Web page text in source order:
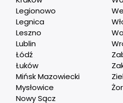
Legionowo
Legnica
Leszno
Lublin
Łódź
Łuków
Mińsk Mazowiecki
Mysłowice
Nowy Sącz